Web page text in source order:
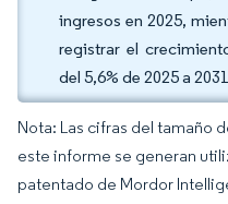
ingresos en 2025,
registrar el
del 5,6% de 2025 a
Nota: Las cifras del tamaño
este informe se generan
patentado de Mordor